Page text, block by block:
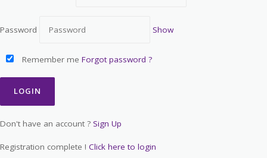
Password Show
Remember me Forgot password ?
Don't have an account ? Sign Up
Registration complete ! Click here to login